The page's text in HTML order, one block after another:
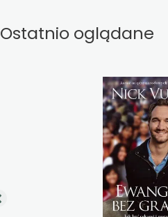
Ostatnio oglądane